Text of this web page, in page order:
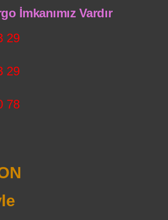
İmkanımız Vardır
29
29
78